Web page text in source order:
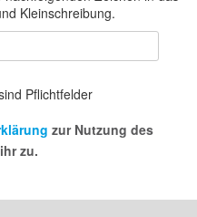
Kleinschreibung.
Pflichtfelder
zur Nutzung des
zu.